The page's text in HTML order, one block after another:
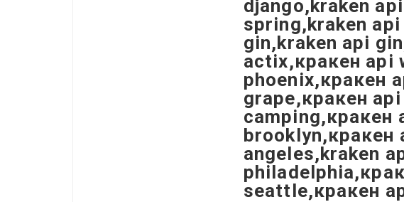
django,kraken
spring,kraken
gin,kraken api
actix,кракен api
phoenix,кракен
grape,кракен
camping,кракен
brooklyn,кракен
angeles,kraken
seattle,кракен